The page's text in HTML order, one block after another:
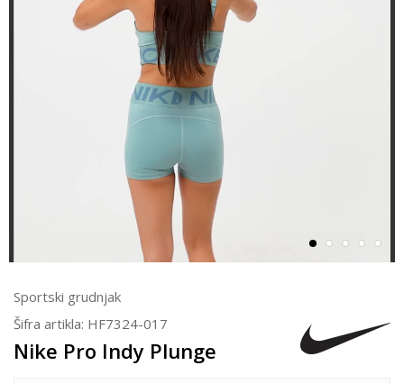
Sportski grudnjak
Šifra artikla: HF7324-017
Nike Pro Indy Plunge